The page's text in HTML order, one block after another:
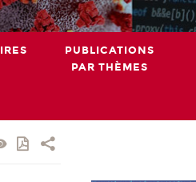
PUBLICATIONS
PAR THÈMES